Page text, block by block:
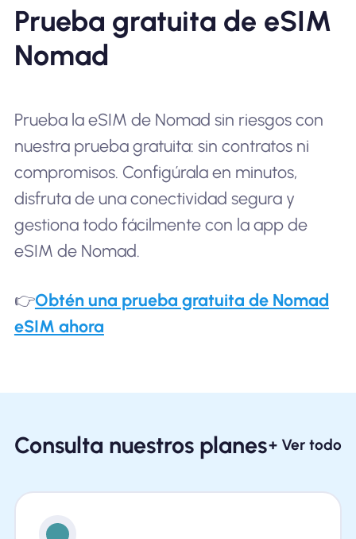
Prueba gratuita de eSIM
Nomad
Prueba la eSIM de Nomad sin riesgos con
nuestra prueba gratuita: sin contratos ni
compromisos. Configúrala en minutos,
disfruta de una conectividad segura y
gestiona todo fácilmente con la app de
eSIM de Nomad.
👉Obtén una prueba gratuita de Nomad
eSIM ahora
Consulta nuestros planes+ Ver todo